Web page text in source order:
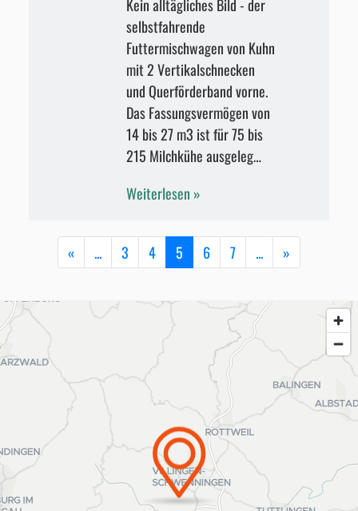
Kein alltägliches Bild - der
selbstfahrende
Futtermischwagen von Kuhn
mit 2 Vertikalschnecken
und Querförderband vorne.
Das Fassungsvermögen von
14 bis 27 m3 ist für 75 bis
215 Milchkühe ausgeleg…
Weiterlesen
« ... 3 4 5 6 7 ... »